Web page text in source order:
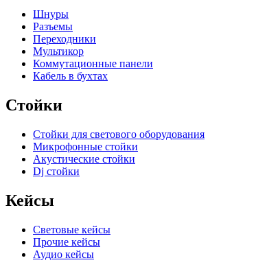
Шнуры
Разъемы
Переходники
Мультикор
Коммутационные панели
Кабель в бухтах
Стойки
Стойки для светового оборудования
Микрофонные стойки
Акустические стойки
Dj стойки
Кейсы
Световые кейсы
Прочие кейсы
Аудио кейсы